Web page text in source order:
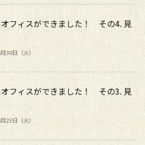
フィスができました！ その4. 見
30日（火）
フィスができました！ その3. 見
23日（火）